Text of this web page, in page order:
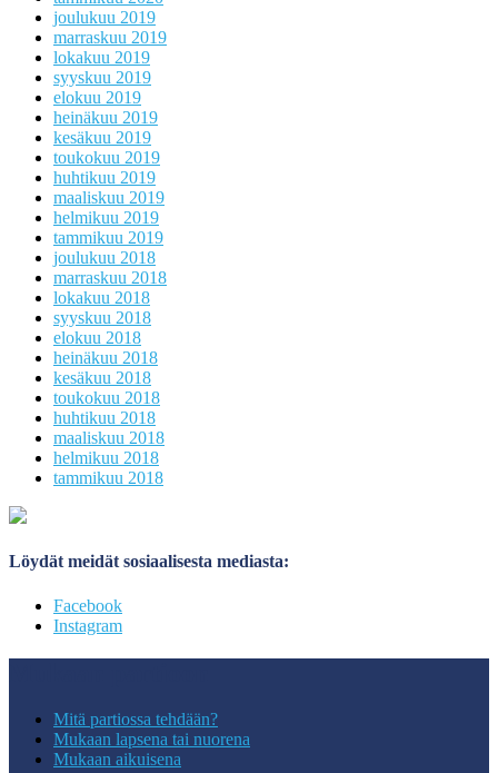
joulukuu 2019
marraskuu 2019
lokakuu 2019
syyskuu 2019
elokuu 2019
heinäkuu 2019
kesäkuu 2019
toukokuu 2019
huhtikuu 2019
maaliskuu 2019
helmikuu 2019
tammikuu 2019
joulukuu 2018
marraskuu 2018
lokakuu 2018
syyskuu 2018
elokuu 2018
heinäkuu 2018
kesäkuu 2018
toukokuu 2018
huhtikuu 2018
maaliskuu 2018
helmikuu 2018
tammikuu 2018
Löydät meidät sosiaalisesta mediasta:
Facebook
Instagram
Mitä partiossa tehdään?
Mukaan lapsena tai nuorena
Mukaan aikuisena